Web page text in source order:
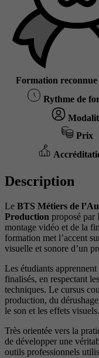
Formation
Rythme de
Prix
Description
Le BTS Métiers de
Production proposé par
montage vidéo et de la
formation met l’accent
visuelle et sonore d’un
Les étudiants
finalisés, en respectant
techniques. Le cursus
production, du
le son et les effets visuels.
Très orientée vers la
de développer une
outils professionnels